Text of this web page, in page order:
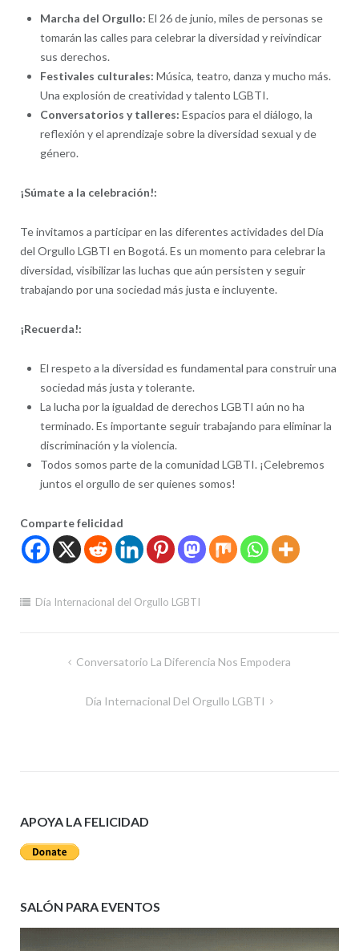
Marcha del Orgullo: El 26 de junio, miles de personas se
tomarán las calles para celebrar la diversidad y reivindicar
sus derechos.
Festivales culturales: Música, teatro, danza y mucho más.
Una explosión de creatividad y talento LGBTI.
Conversatorios y talleres: Espacios para el diálogo, la
reflexión y el aprendizaje sobre la diversidad sexual y de
género.
¡Súmate a la celebración!:
Te invitamos a participar en las diferentes actividades del Día
del Orgullo LGBTI en Bogotá. Es un momento para celebrar la
diversidad, visibilizar las luchas que aún persisten y seguir
trabajando por una sociedad más justa e incluyente.
¡Recuerda!:
El respeto a la diversidad es fundamental para construir una
sociedad más justa y tolerante.
La lucha por la igualdad de derechos LGBTI aún no ha
terminado. Es importante seguir trabajando para eliminar la
discriminación y la violencia.
Todos somos parte de la comunidad LGBTI. ¡Celebremos
juntos el orgullo de ser quienes somos!
Comparte felicidad
Día Internacional del Orgullo LGBTI
Navegación
entradas
Conversatorio La Diferencia Nos Empodera
Día Internacional Del Orgullo LGBTI
APOYA LA FELICIDAD
SALÓN PARA EVENTOS